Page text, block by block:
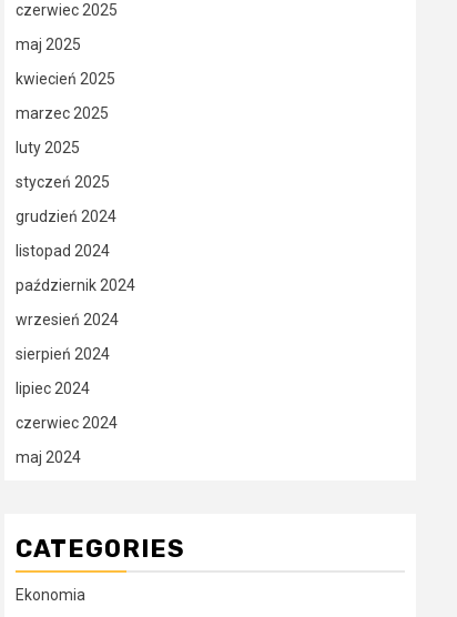
czerwiec 2025
maj 2025
kwiecień 2025
marzec 2025
luty 2025
styczeń 2025
grudzień 2024
listopad 2024
październik 2024
wrzesień 2024
sierpień 2024
lipiec 2024
czerwiec 2024
maj 2024
CATEGORIES
Ekonomia